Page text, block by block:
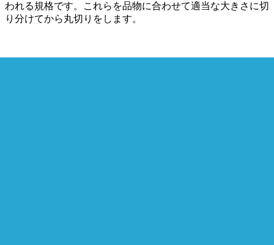
われる規格です。これらを品物に合わせて適当な大きさに切
り分けてから丸切りをします。